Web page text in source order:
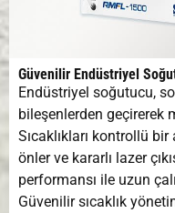
Güvenilir Endüstriyel
Endüstriyel soğutucu,
bileşenlerden geçirerek
Sıcaklıkları kontrollü bir
önler ve kararlı lazer
performansı ile uzun
Güvenilir sıcaklık